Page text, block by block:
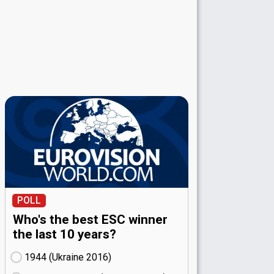
POLL
Who's the best ESC winner
the last 10 years?
1944 (Ukraine
16)